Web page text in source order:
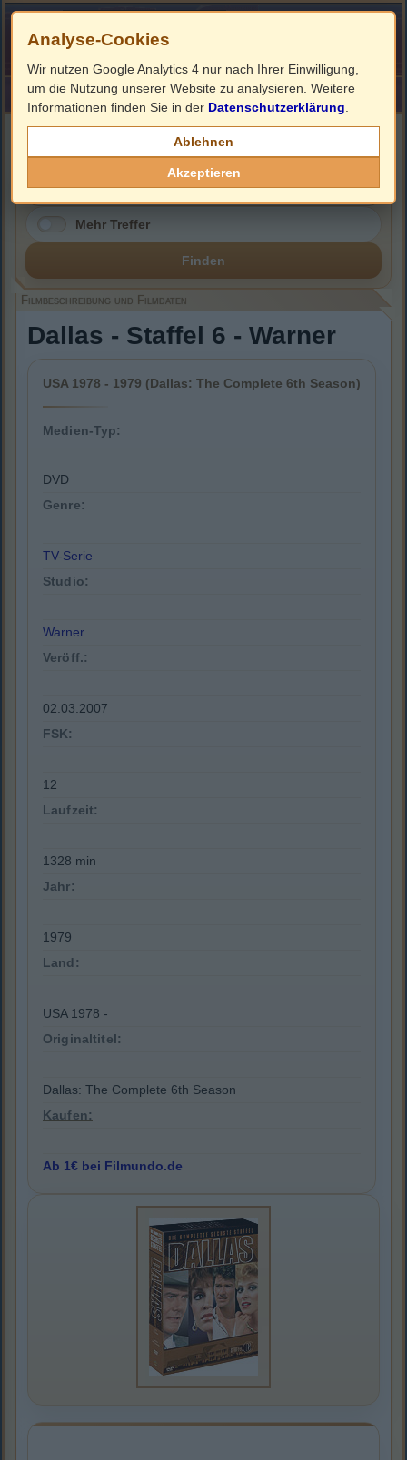
HOME ImpressumLinks
Filmbeschreibung, Cover & DVD Infos
Mehr Treffer
Finden
Filmbeschreibung und Filmdaten
Dallas - Staffel 6 - Warner
USA 1978 - 1979 (Dallas: The Complete 6th Season)
Medien-Typ:
DVD
Genre:
TV-Serie
Studio:
Warner
Veröff.:
02.03.2007
FSK:
12
Laufzeit:
1328 min
Jahr:
1979
Land:
USA 1978 -
Originaltitel:
Dallas: The Complete 6th Season
Kaufen:
Ab 1€ bei Filmundo.de
Analyse-Cookies
Wir nutzen Google Analytics 4 nur nach Ihrer Einwilligung,
um die Nutzung unserer Website zu analysieren. Weitere
Informationen finden Sie in der Datenschutzerklärung
Ablehnen
Akzeptieren